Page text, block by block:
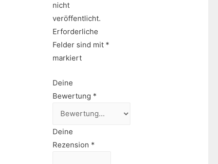
nicht
veröffentlicht.
Erforderliche
Felder sind mit *
markiert
Deine
Bewertung *
Deine
Rezension *